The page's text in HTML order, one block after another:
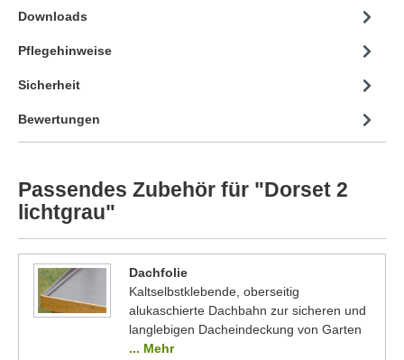
Downloads
Pflegehinweise
Sicherheit
Bewertungen
Passendes Zubehör für "Dorset 2
lichtgrau"
Dachfolie
Kaltselbstklebende, oberseitig
alukaschierte Dachbahn zur sicheren und
langlebigen Dacheindeckung von Garten
... Mehr